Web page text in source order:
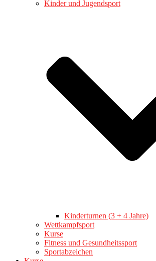
Kinder und Jugendsport
Kinderturnen (3 + 4 Jahre)
Wettkampfsport
Kurse
Fitness und Gesundheitssport
Sportabzeichen